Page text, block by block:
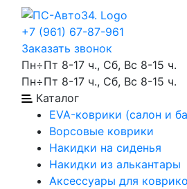
+7 (961) 67-87-961
Заказать звонок
Пн÷Пт 8-17 ч., Сб, Вс 8-15 ч.
Пн÷Пт 8-17 ч., Сб, Вс 8-15 ч.
Каталог
EVA-коврики (салон и
Ворсовые коврики
Накидки на сиденья
Накидки из алькантары
Аксессуары для